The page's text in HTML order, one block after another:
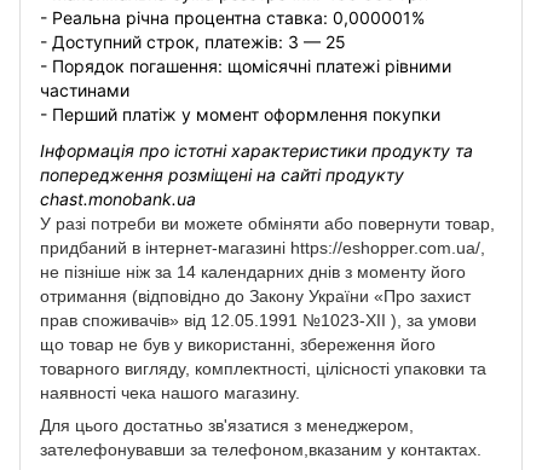
- Реальна річна процентна ставка: 0,000001%
- Доступний строк, платежів: 3 — 25
- Порядок погашення: щомісячні платежі рівними
частинами
- Перший платіж у момент оформлення покупки
Інформація про істотні характеристики продукту та
попередження розміщені на сайті продукту
chast.monobank.ua
У разі потреби ви можете обміняти або повернути товар,
придбаний в інтернет-магазині https://eshopper.com.ua/,
не пізніше ніж за 14 календарних днів з моменту його
отримання (відповідно до Закону України «Про захист
прав споживачів» від 12.05.1991 №1023-XII ), за умови
що товар не був у використанні, збереження його
товарного вигляду, комплектності, цілісності упаковки та
наявності чека нашого магазину.
Для цього достатньо зв'язатися з менеджером,
зателефонувавши за телефоном,вказаним у контактах.